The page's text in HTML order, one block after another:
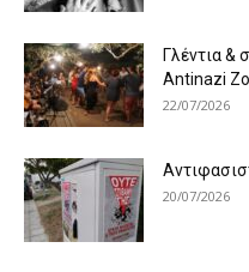
Γλέντια &
Antinazi
22/07/2026
20/07/2026